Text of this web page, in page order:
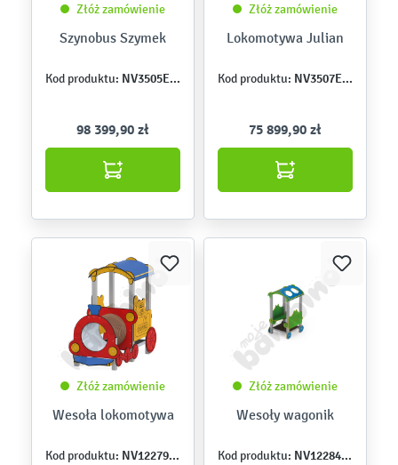
Złóż zamówienie
Szynobus Szymek
Kod produktu: NV3505EPZ
98 399,90 zł
Złóż zamówienie
Lokomotywa Julian
Kod produktu: NV3507EPZ
75 899,90 zł
Złóż zamówienie
Wesoła lokomotywa
Kod produktu: NV12279MP
Złóż zamówienie
Wesoły wagonik
Kod produktu: NV12284MP